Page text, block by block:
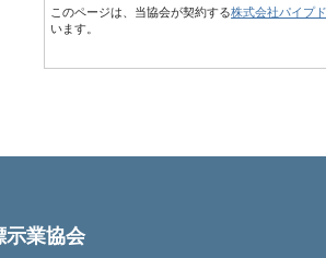
このページは、当協会が契約する株式会社パイプ
います。
示業協会